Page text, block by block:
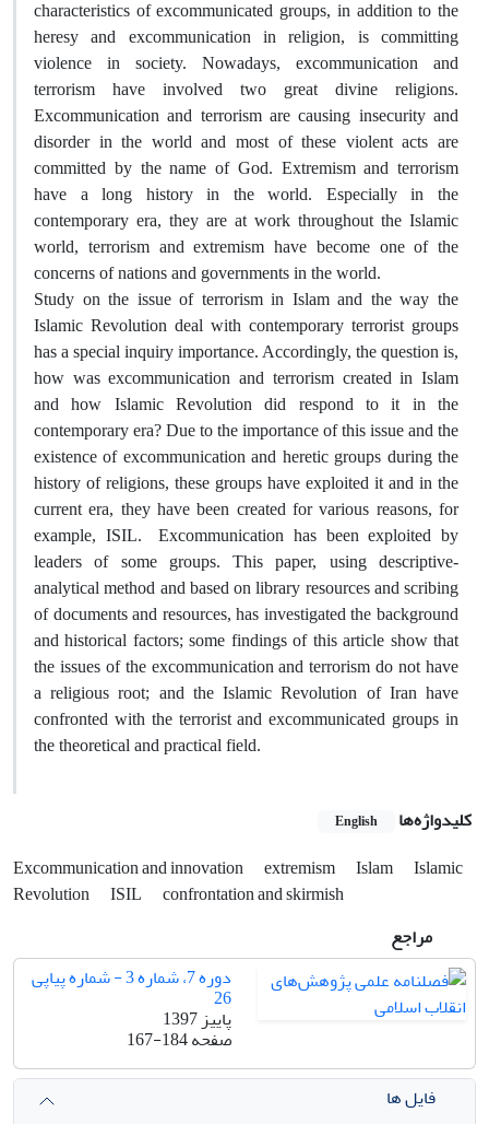
characteristics of excommunicated groups, in addition to the
heresy and excommunication in religion, is committing
violence in society. Nowadays, excommunication and
terrorism have involved two great divine religions.
Excommunication and terrorism are causing insecurity and
disorder in the world and most of these violent acts are
committed by the name of God. Extremism and terrorism
have a long history in the world. Especially in the
contemporary era, they are at work throughout the Islamic
world, terrorism and extremism have become one of the
concerns of nations and governments in the world.
Study on the issue of terrorism in Islam and the way the
Islamic Revolution deal with contemporary terrorist groups
has a special inquiry importance. Accordingly, the question is,
how was excommunication and terrorism created in Islam
and how Islamic Revolution did respond to it in the
contemporary era? Due to the importance of this issue and the
existence of excommunication and heretic groups during the
history of religions, these groups have exploited it and in the
current era, they have been created for various reasons, for
example, ISIL.
Excommunication has been exploited by
leaders of some groups. This paper, using descriptive-
analytical method and based on library resources and scribing
of documents and resources, has investigated the background
and historical factors; some findings of this article show that
the issues of the excommunication and terrorism do not have
a religious root; and the Islamic Revolution of Iran have
confronted with the terrorist and excommunicated groups in
the theoretical and practical field.
کلیدواژه‌ها English
Excommunication and innovation extremism Islam
Islamic
Revolution
ISIL
confrontation and skirmish
مراجع
دوره 7، شماره 3 - شماره پیاپی
26
پاییز 1397
صفحه167-184
فایل ها